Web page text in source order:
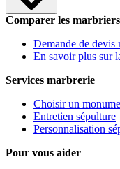
Comparer les marbriers
Demande de devis
En savoir plus sur
Services marbrerie
Choisir un
Entretien sépulture
Personnalisation
Pour vous aider